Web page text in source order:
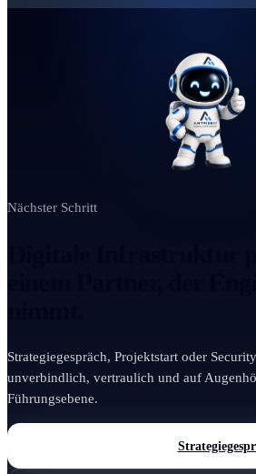
Nächster Schritt
Strategiegespräch, Projektstart oder
unverbindlich, vertraulich und auf
Führungsebene.